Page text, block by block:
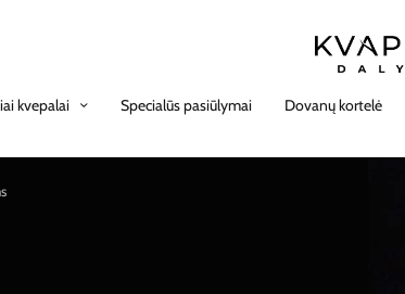
kvepalai Specialūs pasiūlymai Dovanų kortelė